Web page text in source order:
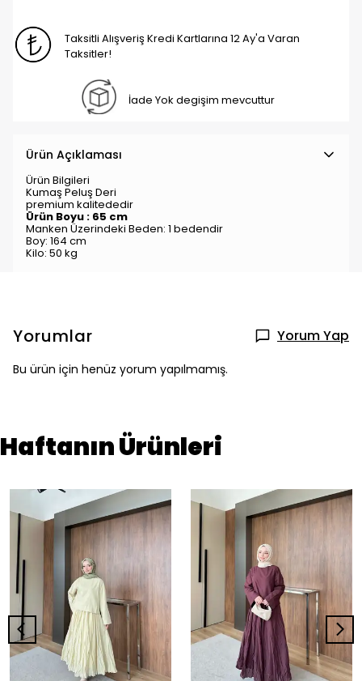
Taksitli Alışveriş Kredi Kartlarına 12 Ay'a Varan
Taksitler!
İade Yok degişim mevcuttur
Ürün Açıklaması
Ürün Bilgileri
Kumaş Peluş Deri
premium kalitededir
Ürün Boyu : 65 cm
Manken Üzerindeki Beden: 1 bedendir
Boy: 164 cm
Kilo: 50 kg
Yorumlar Yorum Yap
Bu ürün için henüz yorum yapılmamış.
Haftanın Ürünleri